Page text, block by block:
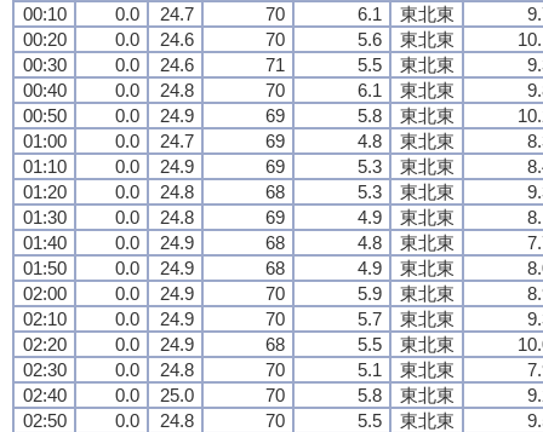
00:10
0.0 24.7 70 6.1 東北東
00:20
0.0 24.6 70 5.6 東北東
00:30
0.0 24.6 71 5.5 東北東
00:40
0.0 24.8 70 6.1 東北東
00:50
0.0 24.9 69 5.8 東北東
01:00
0.0 24.7 69 4.8 東北東
01:10
0.0 24.9 69 5.3 東北東
01:20
0.0 24.8 68 5.3 東北東
01:30
0.0 24.8 69 4.9 東北東
01:40
0.0 24.9 68 4.8 東北東
01:50
0.0 24.9 68 4.9 東北東
02:00
0.0 24.9 70 5.9 東北東
02:10
0.0 24.9 70 5.7 東北東
02:20
0.0 24.9 68 5.5 東北東
02:30
0.0 24.8 70 5.1 東北東
02:40
0.0 25.0 70 5.8 東北東
02:50
0.0 24.8 70 5.5 東北東